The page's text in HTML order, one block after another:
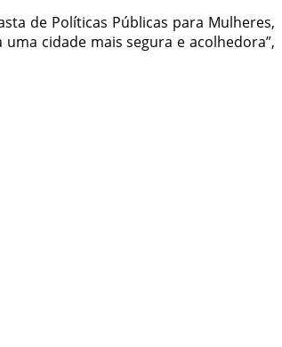
de Políticas Públicas para Mulheres,
cidade mais segura e acolhedora”,